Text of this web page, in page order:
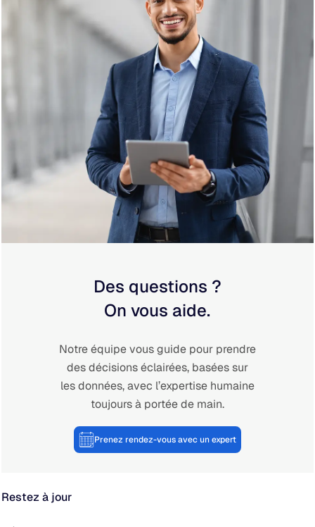
Des questions ?
On vous aide.
Notre équipe vous guide pour prendre
des décisions éclairées, basées sur
les données, avec l’expertise humaine
toujours à portée de main.
Prenez rendez-vous avec un expert
Restez à jour